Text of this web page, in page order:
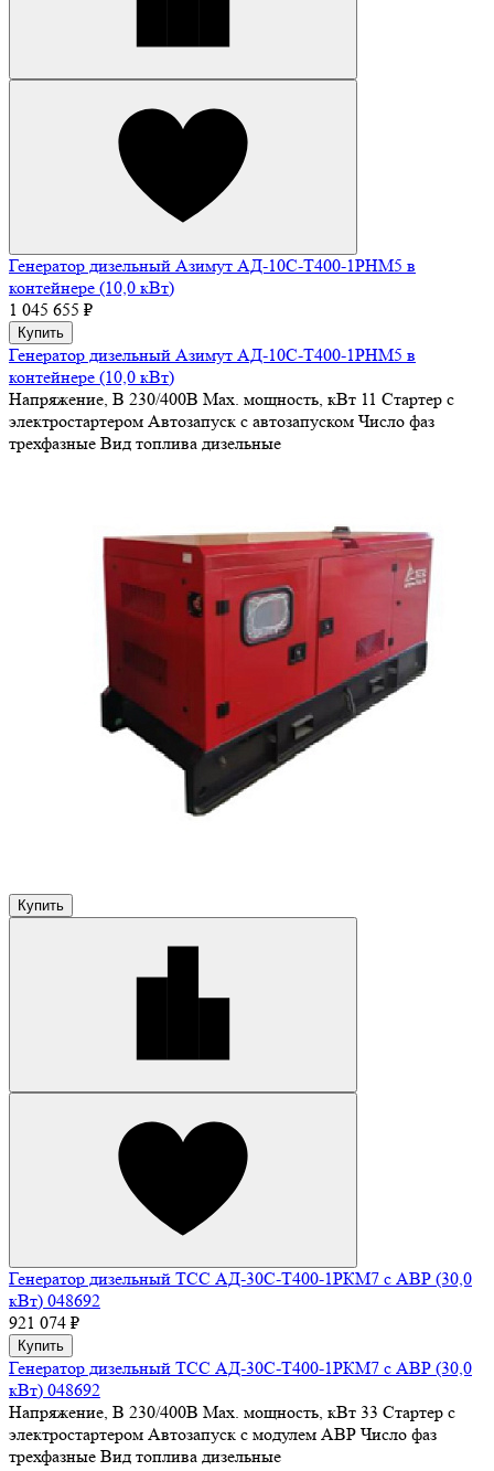
Генератор дизельный Азимут АД-10С-Т400-1РHМ5 в
контейнере (10,0 кВт)
1 045 655 ₽
Купить
Генератор дизельный Азимут АД-10С-Т400-1РHМ5 в
контейнере (10,0 кВт)
Напряжение, В 230/400В Max. мощность, кВт 11 Стартер с
электростартером Автозапуск с автозапуском Число фаз
трехфазные Вид топлива дизельные
Купить
Генератор дизельный ТСС АД-30С-Т400-1РКМ7 с АВР (30,0
кВт) 048692
921 074 ₽
Купить
Генератор дизельный ТСС АД-30С-Т400-1РКМ7 с АВР (30,0
кВт) 048692
Напряжение, В 230/400В Max. мощность, кВт 33 Стартер с
электростартером Автозапуск с модулем АВР Число фаз
трехфазные Вид топлива дизельные